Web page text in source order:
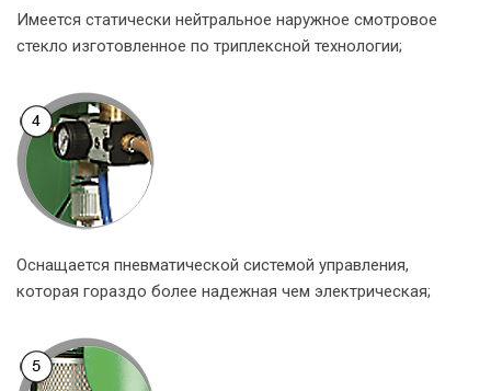
Имеется статически нейтральное наружное смотровое
стекло изготовленное по триплексной технологии;
Оснащается пневматической системой управления,
которая гораздо более надежная чем электрическая;